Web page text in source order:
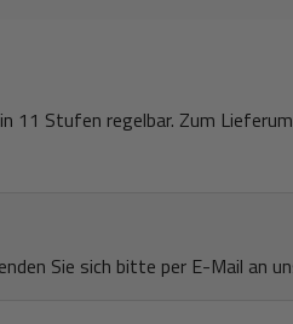
11 Stufen regelbar. Zum
Sie sich bitte per E-Mail an